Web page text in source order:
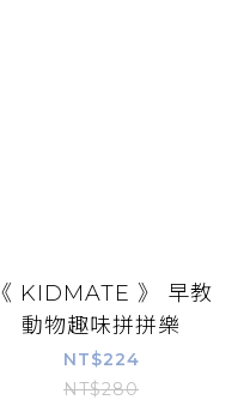
《 KIDMATE 》 早教
動物趣味拼拼樂
NT$224
NT$280